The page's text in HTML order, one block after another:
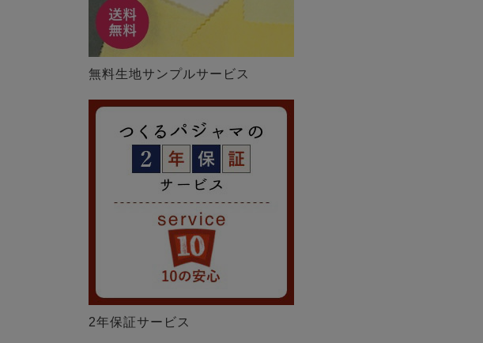
無料生地サンプルサービス
2年保証サービス